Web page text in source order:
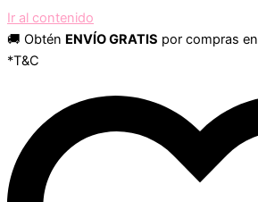
Ir al contenido
🚚 Obtén ENVÍO GRATIS por compras en
*T&C